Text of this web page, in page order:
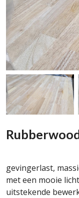
gevingerlast,
met een mooie
uitstekende